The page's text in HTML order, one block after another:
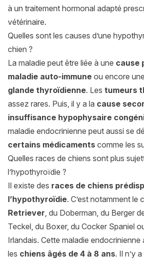
à un traitement hormonal adapté
vétérinaire.
Quelles sont les causes d’une
chien ?
La maladie peut être liée à une cause
maladie auto-immune ou encore une
glande thyroïdienne. Les tumeurs
assez rares. Puis, il y a la cause
insuffisance hypophysaire
maladie endocrinienne peut aussi se
certains médicaments comme les
Quelles races de chiens sont plus
l’hypothyroïdie ?
Il existe des races de chiens
l’hypothyroïdie. C’est notamment le
Retriever, du Doberman, du Berger
Teckel, du Boxer, du Cocker Spaniel
Irlandais. Cette maladie
les chiens âgés de 4 à 8 ans. Il n’y